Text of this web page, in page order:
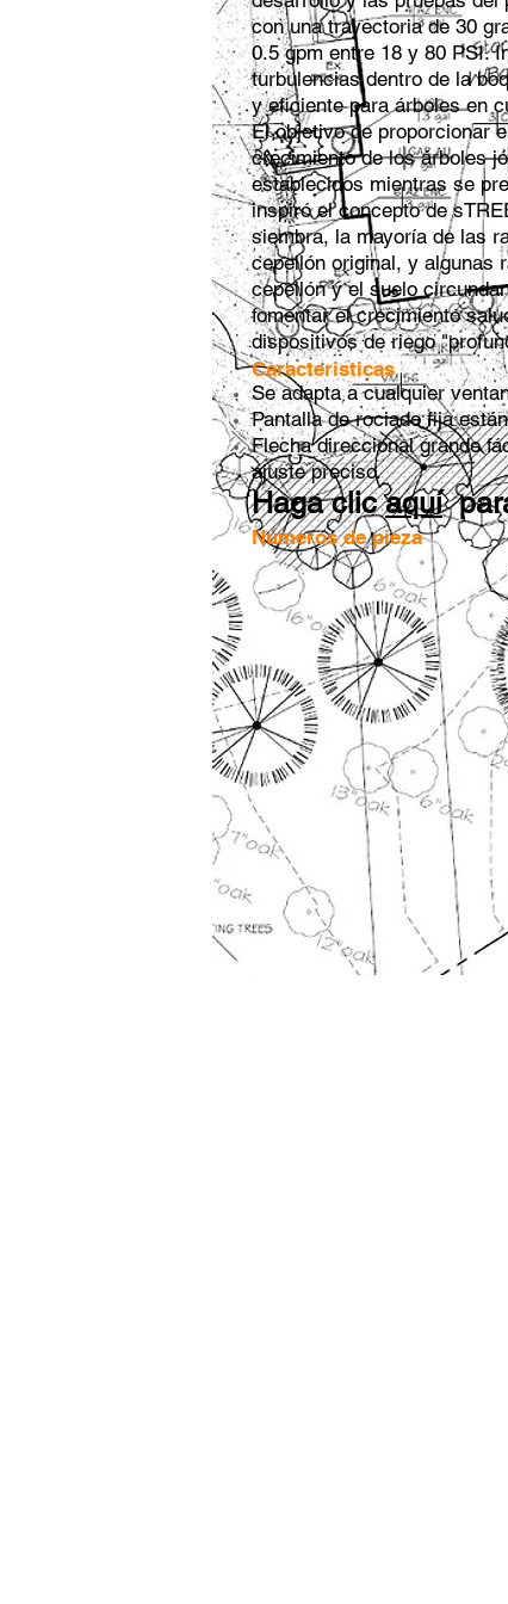
con una trayectoria de 30
0.5 gpm entre 18 y 80 PSI.
turbulencias dentro de la
y eficiente para árboles en
El objetivo de proporcionar
crecimiento de los árboles
establecidos mientras se
inspiró el concepto de
siembra, la mayoría de las
cepellón original, y algunas
cepellón y el suelo
fomentar el crecimiento
dispositivos de riego
Caracteristicas
Se adapta a cualquier
Pantalla de rociado fija
Flecha direccional grande
ajuste preciso.
Haga clicaquí
Números de pieza